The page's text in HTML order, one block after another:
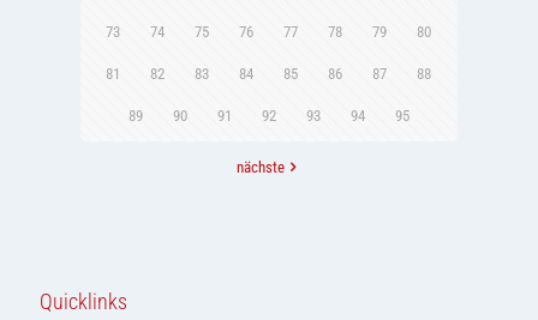
73 74 75 76 77 78 79 80
81 82 83 84 85 86 87 88
89 90 91 92 93 94 95
nächste
Quicklinks